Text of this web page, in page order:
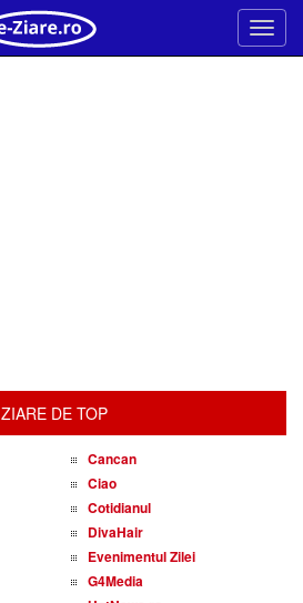
Meniu
ZIARE DE TOP
Cancan
Ciao
Cotidianul
DivaHair
Evenimentul Zilei
G4Media